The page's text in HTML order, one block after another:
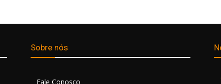
Sobre nós
Fale Conosco